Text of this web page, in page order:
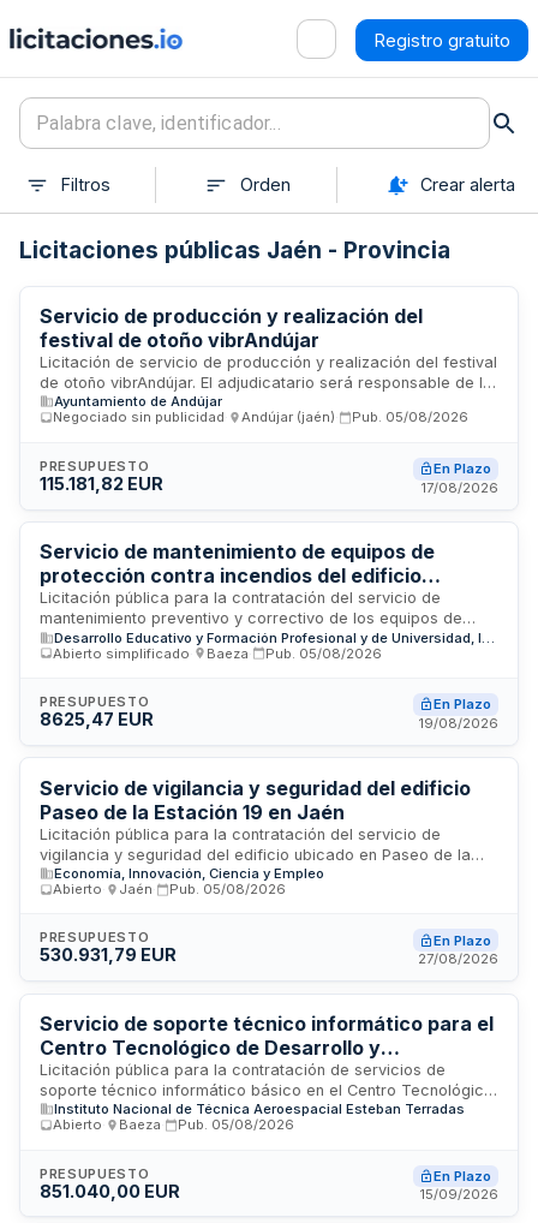
Registro gratuito
Filtros Orden Crear alerta
Licitaciones públicas Jaén - Provincia
Servicio de producción y realización del
festival de otoño vibrAndújar
Licitación de servicio de producción y realización del festival
de otoño vibrAndújar. El adjudicatario será responsable de la
ejecución completa del evento, incluyendo la gestión y
recaudación de la venta de entradas de los distintos
personal, equipos y medios necesarios para la buena
ejecución del servicio en los plazos convenidos, cumpliendo
seguridad e higiene en el trabajo.
Ayuntamiento de Andújar
Negociado sin publicidad
Andújar (jaén) Pub. 05/08/2026
PRESUPUESTO
115.181,82 EUR
En Plazo
17/08/2026
Servicio de mantenimiento de equipos de
protección contra incendios del edificio
Martínez Montañe - Delegación Territorial de
Desarrollo Educativo y Formación Profesional
de Jaén
Licitación pública para la contratación del servicio de
mantenimiento preventivo y correctivo de los equipos de
protección contra incendios instalados en el edificio Martínez
Montañe, dependencia de la Delegación Territorial de
Universidad, Investigación e Innovación en Jaén. El contrato
incluye las labores de revisión, inspección, reparación y
incendios conforme a la normativa técnica vigente. El
presupuesto base de licitación asciende a 5.175,28 euros.
Abierto simplificado
Baeza Pub. 05/08/2026
PRESUPUESTO
8625,47 EUR
En Plazo
19/08/2026
Servicio de vigilancia y seguridad del edificio
Paseo de la Estación 19 en Jaén
Licitación pública para la contratación del servicio de
vigilancia y seguridad del edificio ubicado en Paseo de la
Estación 19 de Jaén. El servicio es promovido por la
Delegación Territorial de Economía, Hacienda, Fondos
presupuesto de contratación establecido para garantizar la
seguridad integral de las instalaciones. El contratista será
accesos y medidas de seguridad del edificio administrativo
según los términos y condiciones especificados en el pliego
de bases.
Economía, Innovación, Ciencia y Empleo
Abierto
Jaén Pub. 05/08/2026
PRESUPUESTO
530.931,79 EUR
En Plazo
27/08/2026
Servicio de soporte técnico informático para el
Centro Tecnológico de Desarrollo y
Experimentación CETEDEX en Jaén
Licitación pública para la contratación de servicios de
soporte técnico informático básico en el Centro Tecnológico
de Desarrollo y Experimentación (CETEDEX) del INTA ubicado
en Jaén. El contrato comprende la prestación de servicios de
soporte al usuario en modalidad presencial, con
disponibilidad de un equipo técnico especializado. La
Instituto Nacional de Técnica Aeroespacial Esteban Terradas
Abierto
Baeza Pub. 05/08/2026
PRESUPUESTO
851.040,00 EUR
En Plazo
15/09/2026